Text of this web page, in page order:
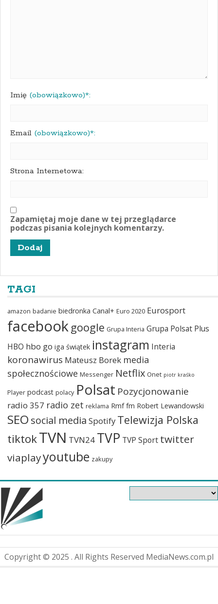
Imię (obowiązkowo)*:
Email (obowiązkowo)*:
Strona Internetowa:
Zapamiętaj moje dane w tej przeglądarce
podczas pisania kolejnych komentarzy.
TAGI
amazon badanie biedronka Canal+ Euro 2020 Eurosport
facebook google Grupa Interia Grupa Polsat Plus
HBO hbo go iga świątek instagram Interia
koronawirus Mateusz Borek media
społecznościowe Messenger Netflix Onet piotr kraśko
Player podcast polacy Polsat Pozycjonowanie
radio 357 radio zet reklama Rmf fm Robert Lewandowski
SEO social media Spotify Telewizja Polska
tiktokTVN TVN24 TVP TVP Sport twitter
viaplayyoutube zakupy
Copyright © 2025 . All Rights Reserved MediaNews.com.pl